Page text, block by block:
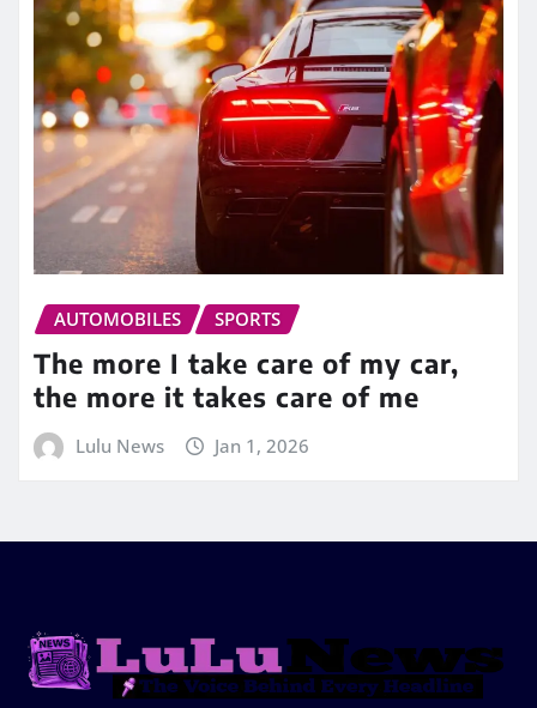
AUTOMOBILES SPORTS
The more I take care of my car,
the more it takes care of me
Lulu News Jan 1, 2026